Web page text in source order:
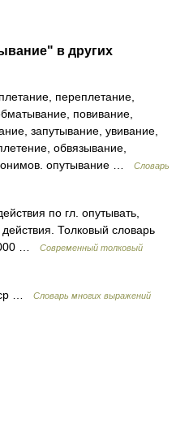
в других
переплетание,
повивание,
запутывание, увивание,
обвязывание,
опутывание …
Словарь
по гл. опутывать,
действия. Толковый словарь
…
Современный толковый
ср … Словарь многих выражений